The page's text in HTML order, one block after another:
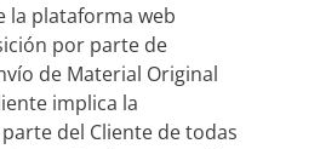
la plataforma web
por parte de
de Material Original
implica la
del Cliente de todas